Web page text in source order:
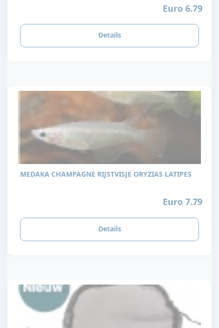
Euro 6.79
Details
MEDAKA CHAMPAGNE RIJSTVISJE ORYZIAS LATIPES
Euro 7.79
Details